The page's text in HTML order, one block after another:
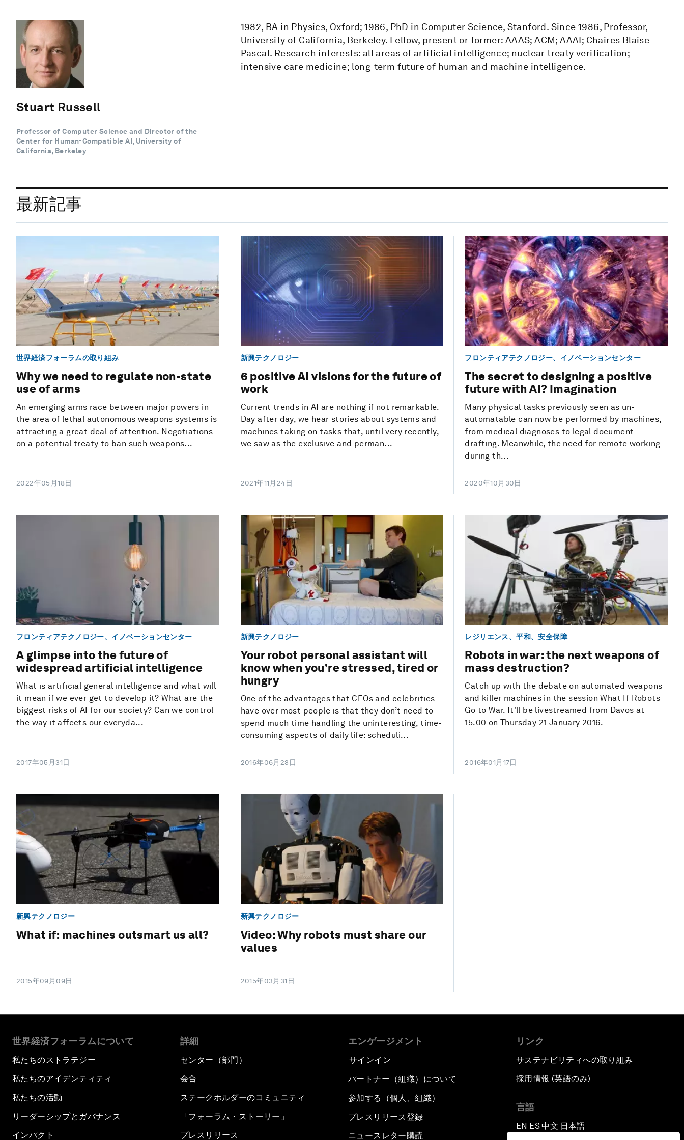
Stuart Russell
Professor of Computer Science and Director of the
Center for Human-Compatible AI, University of
California, Berkeley
1982, BA in Physics, Oxford; 1986, PhD in Computer Science, Stanford. Since 1986, Professor,
University of California, Berkeley. Fellow, present or former: AAAS; ACM; AAAI; Chaires Blaise
Pascal. Research interests: all areas of artificial intelligence; nuclear treaty verification;
intensive care medicine; long-term future of human and machine intelligence.
最新記事
世界経済フォーラムの取り組み
Why we need to regulate non-state
use of arms
An emerging arms race between major powers in
the area of lethal autonomous weapons systems is
attracting a great deal of attention. Negotiations
on a potential treaty to ban such weapons...
2022年05月18日
新興テクノロジー
6 positive AI visions for the future of
work
Current trends in AI are nothing if not remarkable.
Day after day, we hear stories about systems and
machines taking on tasks that, until very recently,
we saw as the exclusive and perman...
2021年11月24日
フロンティアテクノロジー、イノベーションセンター
The secret to designing a positive
future with AI? Imagination
Many physical tasks previously seen as un-
automatable can now be performed by machines,
from medical diagnoses to legal document
drafting. Meanwhile, the need for remote working
during th...
2020年10月30日
フロンティアテクノロジー、イノベーションセンター
A glimpse into the future of
widespread artificial intelligence
What is artificial general intelligence and what will
it mean if we ever get to develop it? What are the
biggest risks of AI for our society? Can we control
the way it affects our everyda...
2017年05月31日
新興テクノロジー
Your robot personal assistant will
know when you’re stressed, tired or
hungry
One of the advantages that CEOs and celebrities
have over most people is that they don’t need to
spend much time handling the uninteresting, time-
consuming aspects of daily life: scheduli...
2016年06月23日
レジリエンス、平和、安全保障
Robots in war: the next weapons of
mass destruction?
Catch up with the debate on automated weapons
and killer machines in the session What If Robots
Go to War. It'll be livestreamed from Davos at
15.00 on Thursday 21 January 2016.
2016年01月17日
新興テクノロジー
What if: machines outsmart us all?
2015年09月09日
新興テクノロジー
Video: Why robots must share our
values
2015年03月31日
世界経済フォーラムについて
私たちのストラテジー
私たちのアイデンティティ
私たちの活動
リーダーシップとガバナンス
インパクト
詳細
センター（部門）
会合
ステークホルダーのコミュニティ
「フォーラム・ストーリー」
プレスリリース
エンゲージメント
サインイン
パートナー（組織）について
参加する（個人、組織）
プレスリリース登録
ニュースレター購読
リンク
サステナビリティへの取り組み
採用情報 (英語のみ)
言語
EN ▪ES▪中文▪ 日本語